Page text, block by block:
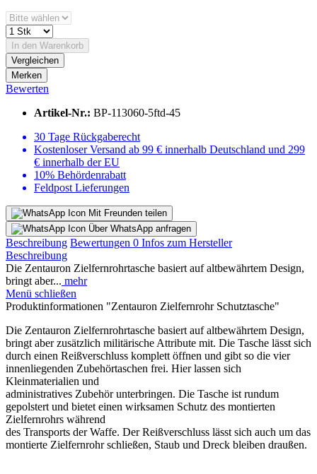
In den Warenkorb
Vergleichen
Merken
Bewerten
Artikel-Nr.: BP-113060-5ftd-45
30 Tage Rückgaberecht
Kostenloser Versand ab 99 € innerhalb Deutschland und 299
€ innerhalb der EU
10% Behördenrabatt
Feldpost Lieferungen
Mit Freunden teilen
Über WhatsApp anfragen
Beschreibung Bewertungen 0 Infos zum Hersteller
Beschreibung
Die Zentauron Zielfernrohrtasche basiert auf altbewährtem Design,
bringt aber... mehr
Menü schließen
Produktinformationen "Zentauron Zielfernrohr Schutztasche"
Die Zentauron Zielfernrohrtasche basiert auf altbewährtem Design,
bringt aber zusätzlich militärische Attribute mit. Die Tasche lässt sich
durch einen Reißverschluss komplett öffnen und gibt so die vier
innenliegenden Zubehörtaschen frei. Hier lassen sich
Kleinmaterialien und
administratives Zubehör unterbringen. Die Tasche ist rundum
gepolstert und bietet einen wirksamen Schutz des montierten
Zielfernrohrs während
des Transports der Waffe. Der Reißverschluss lässt sich auch um das
montierte Zielfernrohr schließen, Staub und Dreck bleiben draußen.